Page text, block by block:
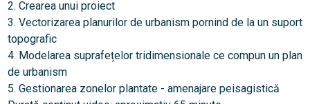
2. Crearea unui proiect
3. Vectorizarea planurilor de urbanism pornind de la un suport
topografic
4. Modelarea suprafețelor tridimensionale ce compun un plan
de urbanism
5. Gestionarea zonelor plantate - amenajare peisagistică